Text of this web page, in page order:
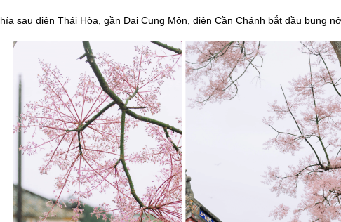
sau điện Thái Hòa, gần Đại Cung Môn, điện Cần Chánh bắt đầu bung